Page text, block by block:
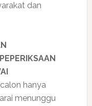
dan
hanya
menunggu